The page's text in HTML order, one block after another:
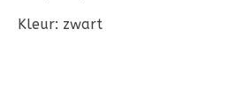
Kleur: zwart